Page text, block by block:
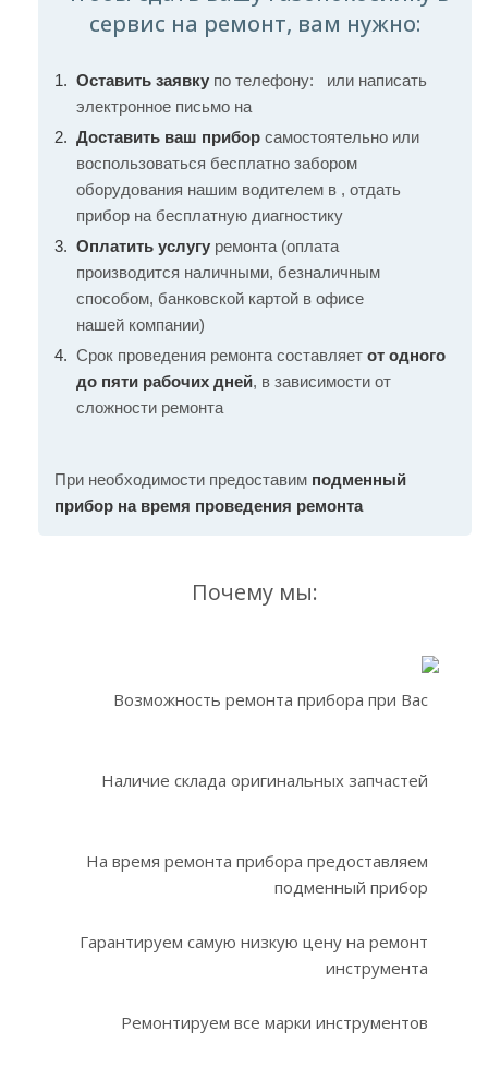
сервис на ремонт, вам нужно:
Оставить заявку по телефону:
или написать
электронное письмо на
Доставить ваш прибор самостоятельно или
воспользоваться бесплатно забором
оборудования нашим водителем в , отдать
прибор на бесплатную диагностику
Оплатить услугу ремонта (оплата
производится наличными, безналичным
способом, банковской картой в офисе
нашей компании)
Срок проведения ремонта составляет от одного
до пяти рабочих дней, в зависимости от
сложности ремонта
При необходимости предоставим подменный
прибор на время проведения ремонта
Почему мы:
Возможность ремонта прибора при Вас
Наличие склада оригинальных запчастей
На время ремонта прибора предоставляем
подменный прибор
Гарантируем самую низкую цену на ремонт
инструмента
Ремонтируем все марки инструментов